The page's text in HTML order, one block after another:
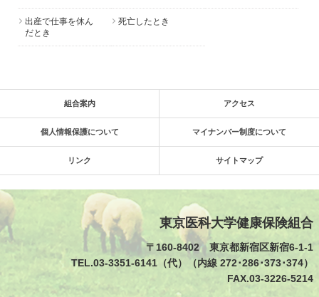
出産で仕事を休ん
だとき
死亡したとき
組合案内 アクセス
個人情報保護について マイナンバー制度について
リンク サイトマップ
東京医科大学健康保険組合
〒160-8402 東京都新宿区新宿6-1-1
TEL.03-3351-6141（代）（内線 272･286･373･374）
FAX.03-3226-5214